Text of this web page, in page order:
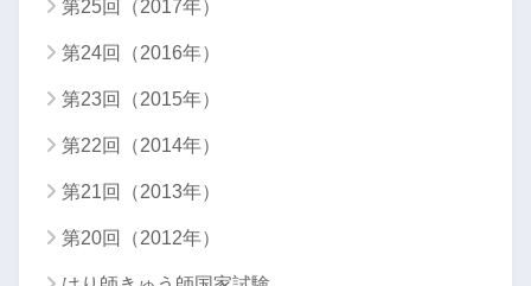
第25回（2017年）
第24回（2016年）
第23回（2015年）
第22回（2014年）
第21回（2013年）
第20回（2012年）